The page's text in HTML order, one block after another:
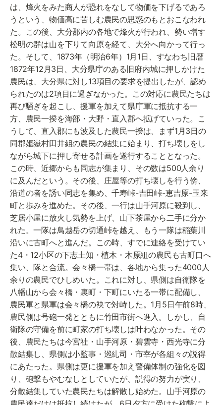
は、烽火をみた商人が恐れをなして物価を下げるであろ
うという、物価高に苦しむ農民の思惑のもとおこなわれ
た。この後、大分郡内の各地で烽火が行われ、勢い増す
松明の群は山を下りて向原を経て、大分へ向かって行っ
た。そして、1873年（明治6年）1月1日、すなわち旧暦
1872年12月3日、大分県庁のある旧府内城に押しかけた
農民は、大分県に対し13項目の要求を提出したが、認め
られたのは2項目に過ぎなかった。この対応に農民たちは
再び騒ぎを起こし、援軍を加えて県庁軍に抵抗する一
方、農民一揆を海部・大野・直入郡へ拡げていった。こ
うして、直入郡にも波及した農民一揆は、まず1月3日の
同郡嫗嶽村田井組の農民の結集に始まり、打ち壊しをし
ながら城下に押し寄せる計画を遂行することとなった。
この時、近郷からも同志が集まり、その数は500人余り
に及んだという。その後、庄屋等の打ち壊しを行う傍、
沿道の者を誘い同志を集め、千寿峠-吉田峠-恵吉原-玉来
町と歩みを進めた。その後、一行は山手河原に殺到し、
芝居小屋に放火し気勢を上げ、山下茶屋から二手に分か
れた。一隊は鳥越岳の切通峠を越え、もう一隊は稲葉川
沿いに古町へと進んだ。この時、すでに連絡を受けてい
た4・12小区の下志土知・植木・木原組の農民も古町口へ
集い、隊と合流。会々橋一帯は、各地から集った4000人
余りの農民でひしめいた。これに対し、県側は自衛隊を
八幡山から会々橋・裏町・下町にいたる一帯に配備し、
農民軍と県軍は会々橋の袂で対峙した。1月5日午前8時、
農民側は号砲一発とともに竹田市街へ進入。しかし、自
衛隊の守備を前に町家の打ち壊しは叶わなかった。その
後、農民たちは今宮社・山手河原・碧雲寺・西光寺に分
散結集し、県側は小監事・巡糺司・市宰が各組々の説得
にあたった。県側は更に援軍を加え警備体制の強化を図
り、砲撃もやむなしとしていたが、説得の努力が実り、
分散結集していた農民たちは解散し始めた。山手河原の